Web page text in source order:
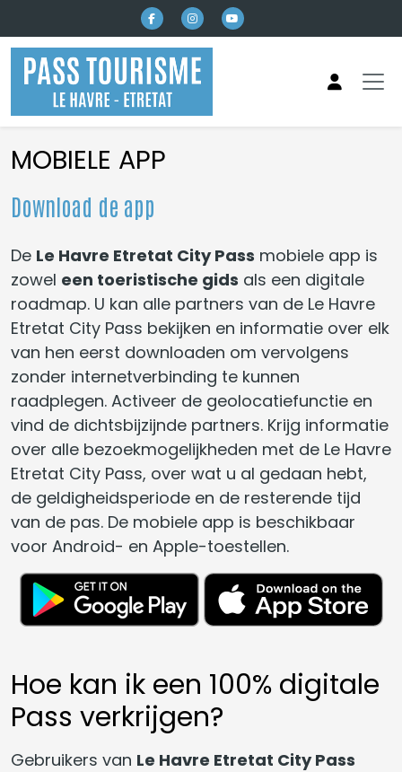
MOBIELE APP
Download de app
De Le Havre Etretat City Pass mobiele app is
zowel een toeristische gids als een digitale
roadmap. U kan alle partners van de Le Havre
Etretat City Pass bekijken en informatie over elk
van hen eerst downloaden om vervolgens
zonder internetverbinding te kunnen
raadplegen. Activeer de geolocatiefunctie en
vind de dichtsbijzijnde partners. Krijg informatie
over alle bezoekmogelijkheden met de Le Havre
Etretat City Pass, over wat u al gedaan hebt,
de geldigheidsperiode en de resterende tijd
van de pas. De mobiele app is beschikbaar
voor Android- en Apple-toestellen.
Hoe kan ik een 100% digitale
Pass verkrijgen?
Gebruikers van Le Havre Etretat City Pass